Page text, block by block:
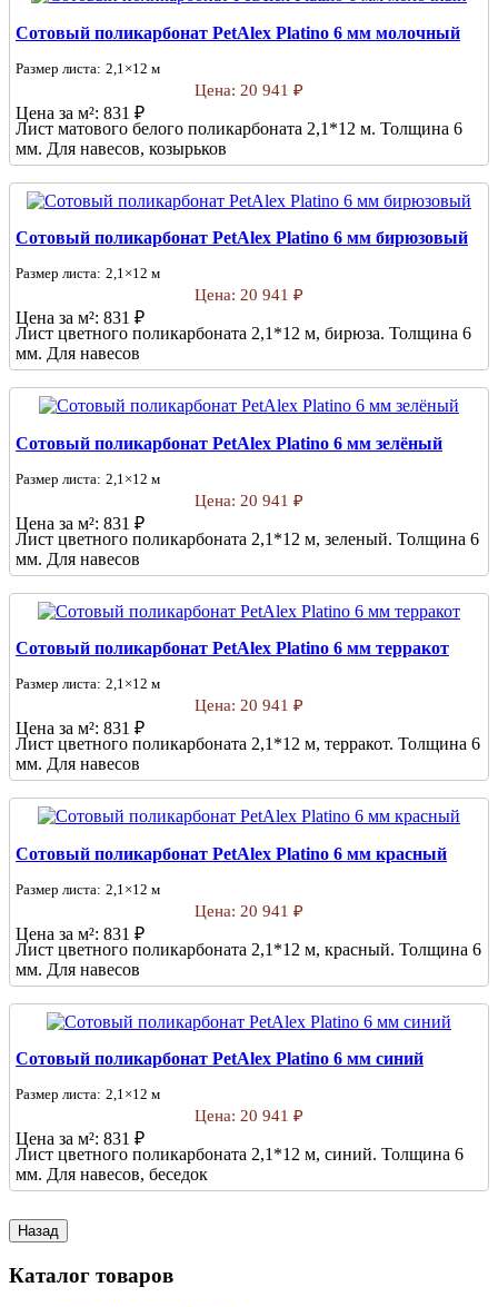
Сотовый поликарбонат PetAlex Platino 6 мм молочный
Размер листа: 2,1×12 м
Цена: 20 941 ₽
Цена за м²: 831 ₽
Лист матового белого поликарбоната 2,1*12 м. Толщина 6
мм. Для навесов, козырьков
Сотовый поликарбонат PetAlex Platino 6 мм бирюзовый
Размер листа: 2,1×12 м
Цена: 20 941 ₽
Цена за м²: 831 ₽
Лист цветного поликарбоната 2,1*12 м, бирюза. Толщина 6
мм. Для навесов
Сотовый поликарбонат PetAlex Platino 6 мм зелёный
Размер листа: 2,1×12 м
Цена: 20 941 ₽
Цена за м²: 831 ₽
Лист цветного поликарбоната 2,1*12 м, зеленый. Толщина 6
мм. Для навесов
Сотовый поликарбонат PetAlex Platino 6 мм терракот
Размер листа: 2,1×12 м
Цена: 20 941 ₽
Цена за м²: 831 ₽
Лист цветного поликарбоната 2,1*12 м, терракот. Толщина 6
мм. Для навесов
Сотовый поликарбонат PetAlex Platino 6 мм красный
Размер листа: 2,1×12 м
Цена: 20 941 ₽
Цена за м²: 831 ₽
Лист цветного поликарбоната 2,1*12 м, красный. Толщина 6
мм. Для навесов
Сотовый поликарбонат PetAlex Platino 6 мм синий
Размер листа: 2,1×12 м
Цена: 20 941 ₽
Цена за м²: 831 ₽
Лист цветного поликарбоната 2,1*12 м, синий. Толщина 6
мм. Для навесов, беседок
Каталог товаров